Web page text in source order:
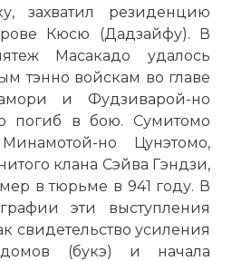
захватил резиденцию
Кюсю (Дадзайфу). В
Масакадо удалось
тэнно войскам во главе
и Фудзиварой-но
погиб в бою. Сумитомо
но Цунэтомо,
клана Сэйва Гэндзи,
в тюрьме в 941 году. В
эти выступления
свидетельство усиления
(букэ) и начала